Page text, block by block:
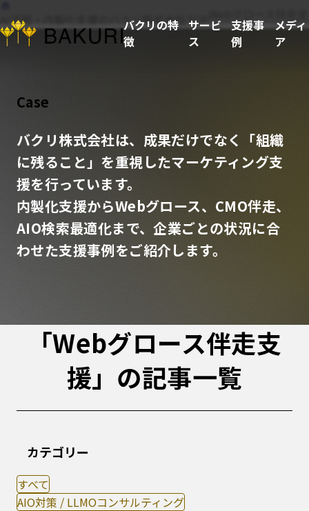
バクリの特
徴
サービ
ス
支援事
例
メディ
ア
AI活用・内製化支援のバクリ株式会社TOP
Case
バクリ株式会社は、成果だけでなく「組織
に残ること」を重視したマーケティング支
援を行っています。
内製化支援からWebグロース、CMO伴走、
AIO検索最適化まで、企業ごとの状況に合
わせた支援事例をご紹介します。
「Webグロース伴走支
援」の記事一覧
カテゴリー
すべて
AIO対策 / LLMOコンサルティング